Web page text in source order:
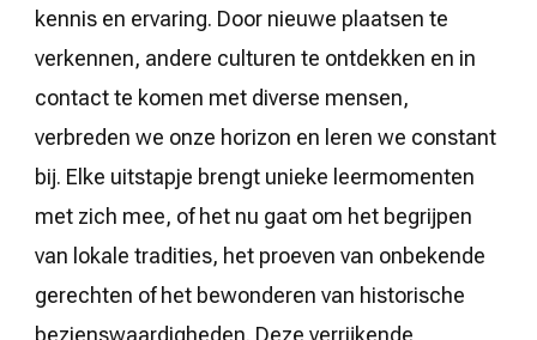
kennis en ervaring. Door nieuwe plaatsen te
verkennen, andere culturen te ontdekken en in
contact te komen met diverse mensen,
verbreden we onze horizon en leren we constant
bij. Elke uitstapje brengt unieke leermomenten
met zich mee, of het nu gaat om het begrijpen
van lokale tradities, het proeven van onbekende
gerechten of het bewonderen van historische
bezienswaardigheden. Deze verrijkende